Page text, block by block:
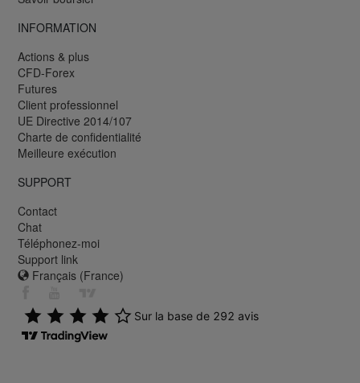
INFORMATION
Actions & plus
CFD-Forex
Futures
Client professionnel
UE Directive 2014/107
Charte de confidentialité
Meilleure exécution
SUPPORT
Contact
Chat
Téléphonez-moi
Support link
Français (France)